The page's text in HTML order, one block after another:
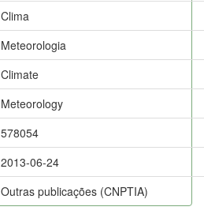
Clima
Meteorologia
Climate
Meteorology
578054
2013-06-24
Outras publicações (CNPTIA)